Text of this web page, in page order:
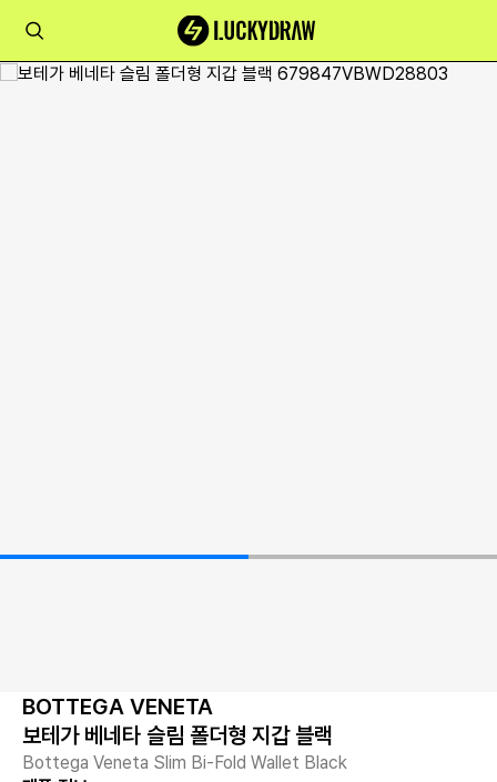
BOTTEGA VENETA
보테가 베네타 슬림 폴더형 지갑 블랙
Bottega Veneta Slim Bi-Fold Wallet Black